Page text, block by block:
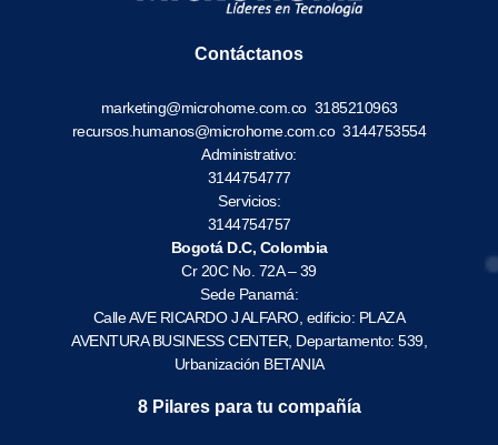
Contáctanos
marketing@microhome.com.co 3185210963
recursos.humanos@microhome.com.co3144753554
Administrativo:
3144754777
Servicios:
3144754757
Bogotá D.C, Colombia
Cr 20C No. 72A – 39
Sede Panamá:
Calle AVE RICARDO J ALFARO, edificio: PLAZA
AVENTURA BUSINESS CENTER, Departamento: 539,
Urbanización BETANIA
8 Pilares para tu compañía